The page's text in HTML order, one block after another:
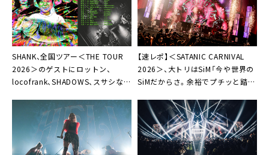
SHANK、全国ツアー＜THE TOUR
2026＞のゲストにロットン、
locofrank、SHADOWS、スサシなど
【速レポ】＜SATANIC CARNIVAL
2026＞、大トリはSiM「今や世界の
SiMだからさ。余裕でプチッと踏み